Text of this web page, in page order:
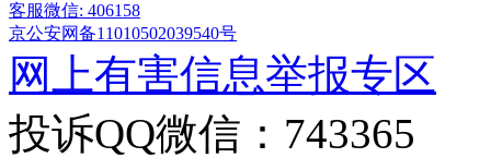
客服微信: 406158
京公安网备11010502039540号
网上有害信息举报专区
投诉QQ微信：743365